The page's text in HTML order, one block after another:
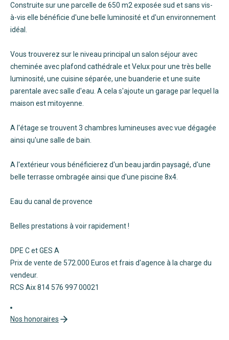
Construite sur une parcelle de 650 m2 exposée sud et sans vis-
à-vis elle bénéficie d'une belle luminosité et d'un environnement
idéal.
Vous trouverez sur le niveau principal un salon séjour avec
cheminée avec plafond cathédrale et Velux pour une très belle
luminosité, une cuisine séparée, une buanderie et une suite
parentale avec salle d'eau. A cela s'ajoute un garage par lequel la
maison est mitoyenne.
A l'étage se trouvent 3 chambres lumineuses avec vue dégagée
ainsi qu'une salle de bain.
A l'extérieur vous bénéficierez d'un beau jardin paysagé, d'une
belle terrasse ombragée ainsi que d'une piscine 8x4.
Eau du canal de provence
Belles prestations à voir rapidement !
DPE C et GES A
Prix de vente de 572.000 Euros et frais d'agence à la charge du
vendeur.
RCS Aix 814 576 997 00021
Nos honoraires